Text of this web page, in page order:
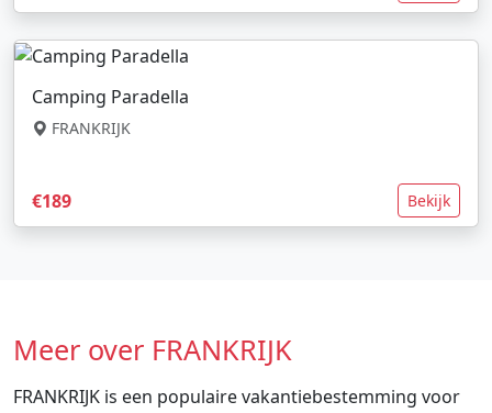
Camping Paradella
FRANKRIJK
€189 Bekijk
Meer over FRANKRIJK
FRANKRIJK is een populaire vakantiebestemming voor